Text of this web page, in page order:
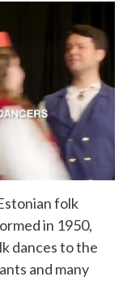
folk
in 1950,
dances to the
and many